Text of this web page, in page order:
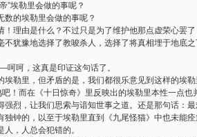
”埃勒里会做的事呢？
数的埃勒里会做的事呢？
理由是什么？不过只是为了维护他那点虚荣心罢了
犹豫地选择了教唆杀人，选择了将真相埋于地底
呵呵，这真是印证这句话了。
埃勒里，但矛盾的是，我们都很乐意见到这样的埃
！而在《十日惊奇》里反映出的埃勒里本性一点
烈，让我们思索与谙知世事之道。还是那句话：
钟的，以至于埃勒里直到《九尾怪猫》中也未能痊
，人总会犯错的。